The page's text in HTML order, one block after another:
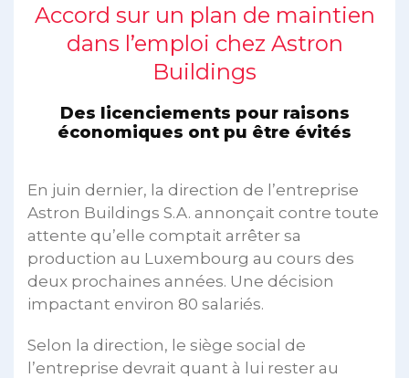
Accord sur un plan de maintien
dans l’emploi chez Astron
Buildings
Des licenciements pour raisons
économiques ont pu être évités
En juin dernier, la direction de l’entreprise
Astron Buildings S.A. annonçait contre toute
attente qu’elle comptait arrêter sa
production au Luxembourg au cours des
deux prochaines années. Une décision
impactant environ 80 salariés.
Selon la direction, le siège social de
l’entreprise devrait quant à lui rester au